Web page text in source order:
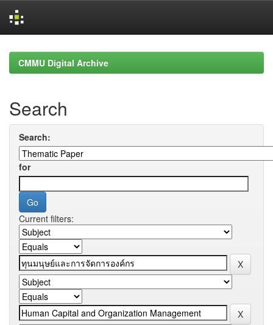
navigationCMMU Digital Archive
Search
Search:
for
Current filters: